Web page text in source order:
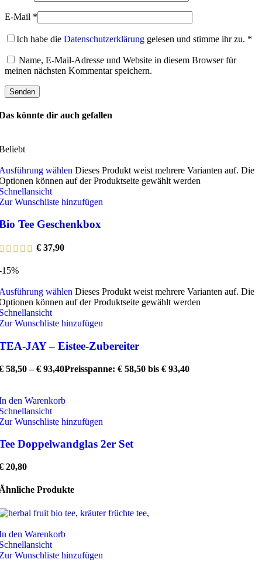
E-Mail *
Ich habe die Datenschutzerklärung gelesen und stimme ihr zu. *
Name, E-Mail-Adresse und Website in diesem Browser für
meinen nächsten Kommentar speichern.
könnte dir auch gefallen
wählen Dieses Produkt weist mehrere Varianten auf. Die
können auf der Produktseite gewählt werden
Wunschliste hinzufügen
Tee Geschenkbox
€ 37,90
15%
wählen Dieses Produkt weist mehrere Varianten auf. Die
können auf der Produktseite gewählt werden
Wunschliste hinzufügen
JAY – Eistee-Zubereiter
58,50 –€ 93,40Preisspanne: € 58,50 bis € 93,40
den Warenkorb
Wunschliste hinzufügen
Doppelwandglas 2er Set
20,80
Produkte
den Warenkorb
Wunschliste hinzufügen